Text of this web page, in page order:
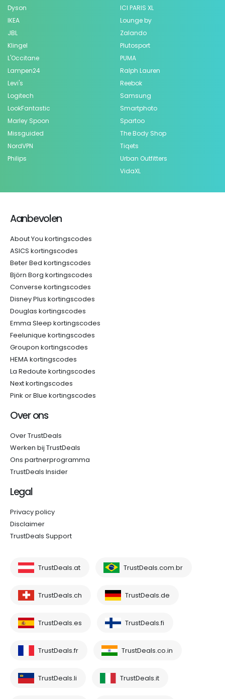
Dyson
ICI PARIS XL
IKEA
JBL
Klingel
L'Occitane
Lampen24
Levi's
Logitech
LookFantastic
Marley Spoon
Missguided
NordVPN
Philips
Lounge by
Zalando
Plutosport
PUMA
Ralph Lauren
Reebok
Samsung
Smartphoto
Spartoo
The Body Shop
Tiqets
Urban Outfitters
VidaXL
Aanbevolen
About You kortingscodes
ASICS kortingscodes
Beter Bed kortingscodes
Björn Borg kortingscodes
Converse kortingscodes
Disney Plus kortingscodes
Douglas kortingscodes
Emma Sleep kortingscodes
Feelunique kortingscodes
Groupon kortingscodes
HEMA kortingscodes
La Redoute kortingscodes
Next kortingscodes
Pink or Blue kortingscodes
Over ons
Over TrustDeals
Werken bij TrustDeals
Ons partnerprogramma
TrustDeals Insider
Legal
Privacy policy
Disclaimer
TrustDeals Support
TrustDeals.at TrustDeals.com.br
TrustDeals.ch TrustDeals.de
TrustDeals.es TrustDeals.fi
TrustDeals.fr TrustDeals.co.in
TrustDeals.li TrustDeals.it